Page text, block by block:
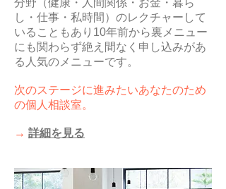
分野（健康・人間関係・お金・暮ら
し・仕事・私時間）のレクチャーして
いることもあり10年前から裏メニュー
にも関わらず絶え間なく申し込みがあ
る人気のメニューです。
次のステージに進みたいあなたのため
の個人相談室。
​→ 詳細を見る